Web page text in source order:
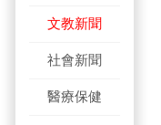
文教新聞
社會新聞
醫療保健